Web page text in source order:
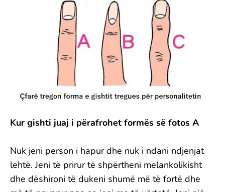
Kur gishti juaj i përafrohet formës së fotos A
Nuk jeni person i hapur dhe nuk i ndani ndjenjat
lehtë. Jeni të prirur të shpërtheni melankolikisht
dhe dëshironi të dukeni shumë më të fortë dhe